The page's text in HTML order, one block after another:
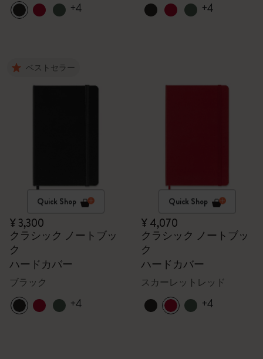
+4 +4
ベストセラー
Quick Shop
¥ 3,300
クラシック ノートブッ
ク
ハードカバー
ブラック
+4
Quick Shop
¥ 4,070
クラシック ノートブッ
ク
ハードカバー
スカーレットレッド
+4